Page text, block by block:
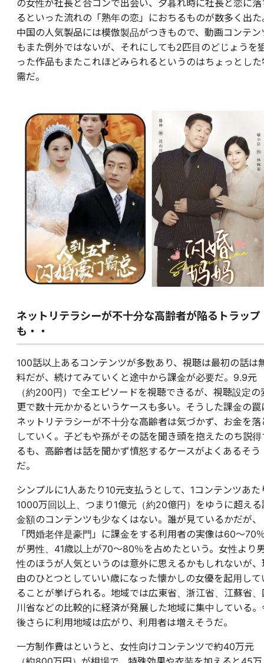
の女性が社長と合コンで出会い、夕暮れ時に社長と恋に落
るといった流れの「熟年の恋」におちるものが数多く出た
中国の人気製品には模倣製品がつきもので、動画コンテン
もまた例外ではないが、それにしても2匹目のどじょうを
った作品もまたこれほどみられるというのはちょっとした
需だ。
ネットリテラシーが不十分な高齢者が陥るトラップ
も・・
100話以上あるコンテンツが多数あり、視聴は最初の話は
料だが、続けてみていくと途中から課金が必要だ。9.9元
（約200円）で全エピソードを視聴できるが、視聴設定の
更で数十元かかるというケースも多い。そうした課金の罠
ネットリテラシーが不十分な高齢者は気づかず、お金を落
していく。子どもや孫がその話を聞き頭を抱えたのち説得
るも、高齢者は話を聞かず憤怒するケースがよくあるそう
だ。
シンプルに1人あたり10元支払うとして、1コンテンツあた
1000万回以上、つまり1億元（約20億円）をゆうに超える
金額のコンテンツも少なくはない。誰が見ているかだが、
「閃婚老伴是豪門」に課金をする利用者の実像は60～70
が男性、41歳以上が70～80％を占めたという。女性より
性のほうが人気というのは意外に思えるかもしれないが、
由のひとつとしていい歳になった懐かしの女優を起用して
ることが挙げられる。地域では広東省、浙江省、江蘇省、
川省などの比較的に経済が発展した地域に集中している。
後さらに利用地域は広がり、利用者は増えそうだ。
一方制作費はというと、女性向けコンテンツで約40万元